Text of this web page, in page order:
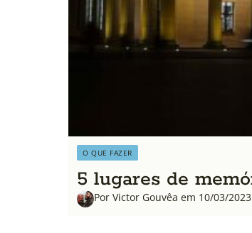
O QUE FAZER
5 lugares de
Por Victor Gouvêa em 10/03/2023